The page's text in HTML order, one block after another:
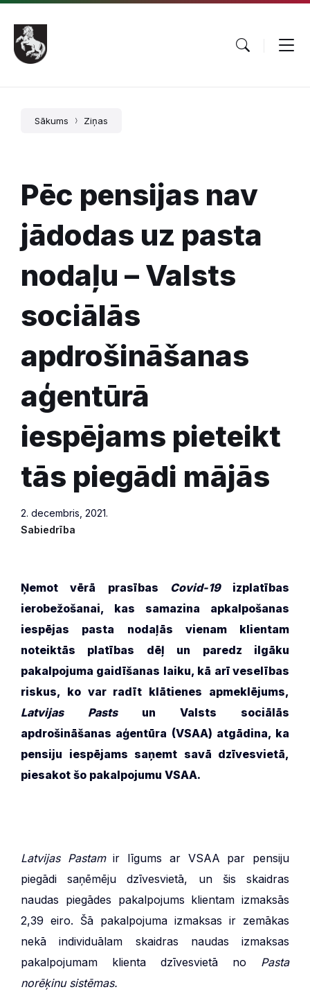
Pāriet
saturu
Skip
main
navigation
Skip
footer
Sākums Ziņas
Pēc pensijas nav
jādodas uz pasta
nodaļu – Valsts
sociālās
apdrošināšanas
aģentūrā
iespējams pieteikt
tās piegādi mājās
2. decembris, 2021.
Sabiedrība
Ņemot vērā prasības Covid-19izplatības
ierobežošanai, kas samazina apkalpošanas
iespējas pasta nodaļās vienam klientam
noteiktās platības dēļ un paredz ilgāku
pakalpojuma gaidīšanas laiku, kā arī veselības
riskus, ko var radīt klātienes apmeklējums,
Latvijas Pastsun Valsts sociālās
apdrošināšanas aģentūra (VSAA) atgādina, ka
pensiju iespējams saņemt savā dzīvesvietā,
piesakot šo pakalpojumu VSAA.
Latvijas Pastamir līgums ar VSAA par pensiju
piegādi saņēmēju dzīvesvietā, un šis skaidras
naudas piegādes pakalpojums klientam izmaksās
2,39 eiro. Šā pakalpojuma izmaksas ir zemākas
nekā individuālam skaidras naudas izmaksas
pakalpojumam klienta dzīvesvietā no Pasta
norēķinu sistēmas.